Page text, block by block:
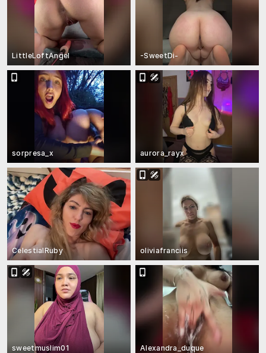
LittleLoftAngel -SweetDi-
sorpresa_x aurora_rayx
CelestialRuby oliviafranciis
sweetmuslim01 Alexandra_duque